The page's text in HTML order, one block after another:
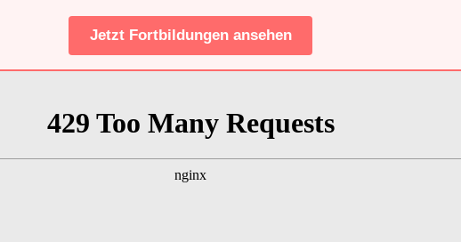
Jetzt Fortbildungen ansehen